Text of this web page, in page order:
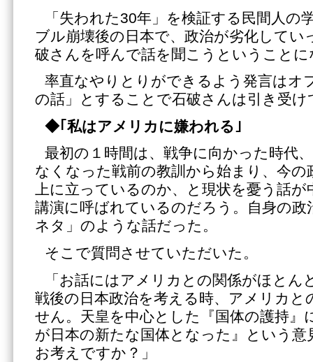
「失われた30年」を検証する民間人の
ブル崩壊後の日本で、政治が劣化してい
破さんを呼んで話を聞こうということに
率直なやりとりができるよう発言はオ
の話」とすることで石破さんは引き受け
◆｢私はアメリカに嫌われる｣
最初の１時間は、戦争に向かった時代
なくなった戦前の教訓から始まり、今の
上に立っているのか、と現状を憂う話が
講演に呼ばれているのだろう。自身の政
ネタ」のような話だった。
そこで質問させていただいた。
「お話にはアメリカとの関係がほとん
戦後の日本政治を考える時、アメリカと
せん。天皇を中心とした『国体の護持』
が日本の新たな国体となった』という
お考えですか？」